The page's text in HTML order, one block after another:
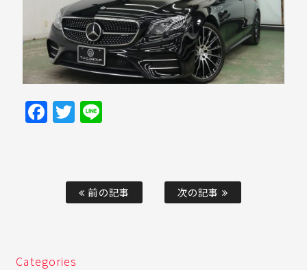
Facebook
Twitter
前の記事 次の記事
Categories